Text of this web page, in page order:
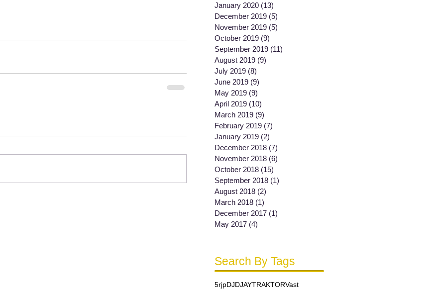
January 2020 (13)
December 2019 (5)
November 2019 (5)
October 2019 (9)
September 2019 (11)
August 2019 (9)
July 2019 (8)
June 2019 (9)
May 2019 (9)
April 2019 (10)
March 2019 (9)
February 2019 (7)
January 2019 (2)
December 2018 (7)
November 2018 (6)
October 2018 (15)
September 2018 (1)
August 2018 (2)
March 2018 (1)
December 2017 (1)
May 2017 (4)
Search By Tags
5rjpDJDJAYTRAKTORVast